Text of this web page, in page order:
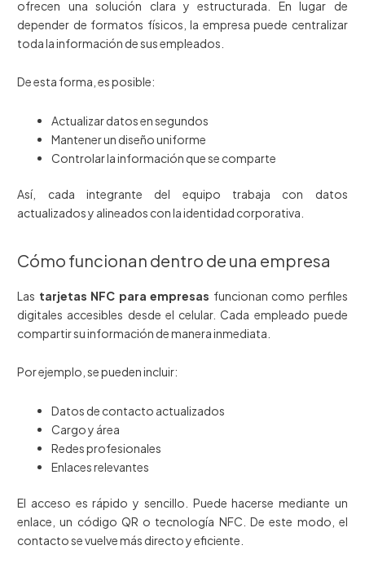
ofrecen una solución clara y estructurada. En lugar de
depender de formatos físicos, la empresa puede centralizar
toda la información de sus empleados.
De esta forma, es posible:
Actualizar datos en segundos
Mantener un diseño uniforme
Controlar la información que se comparte
Así, cada integrante del equipo trabaja con datos
actualizados y alineados con la identidad corporativa.
Cómo funcionan dentro de una empresa
Las tarjetas NFC para empresas funcionan como perfiles
digitales accesibles desde el celular. Cada empleado puede
compartir su información de manera inmediata.
Por ejemplo, se pueden incluir:
Datos de contacto actualizados
Cargo y área
Redes profesionales
Enlaces relevantes
El acceso es rápido y sencillo. Puede hacerse mediante un
enlace, un código QR o tecnología NFC. De este modo, el
contacto se vuelve más directo y eficiente.